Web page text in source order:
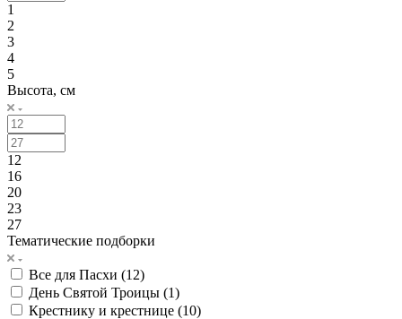
1
2
3
4
5
Высота, см
12
16
20
23
27
Тематические подборки
Все для Пасхи (12)
День Святой Троицы (1)
Крестнику и крестнице (10)